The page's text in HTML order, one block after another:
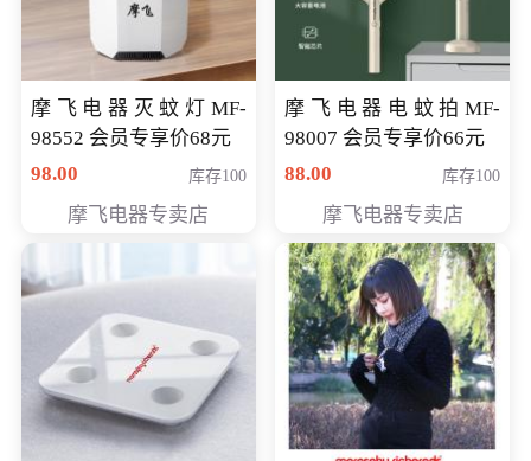
摩飞电器灭蚊灯MF-
98552 会员专享价68元
98.00
库存100
摩飞电器专卖店
摩飞电器电蚊拍MF-
98007 会员专享价66元
88.00
库存100
摩飞电器专卖店